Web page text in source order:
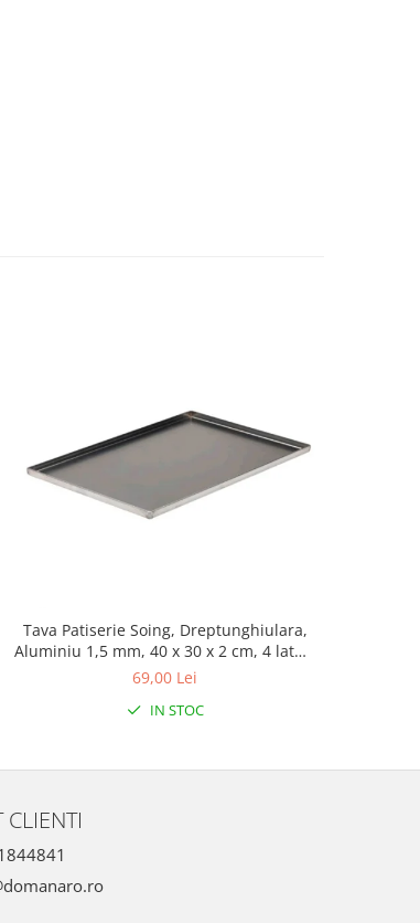
Tava Patiserie Soing, Dreptunghiulara,
Aluminiu 1,5 mm, 40 x 30 x 2 cm, 4 laturi
90°
69,00 Lei
IN STOC
CLIENTI